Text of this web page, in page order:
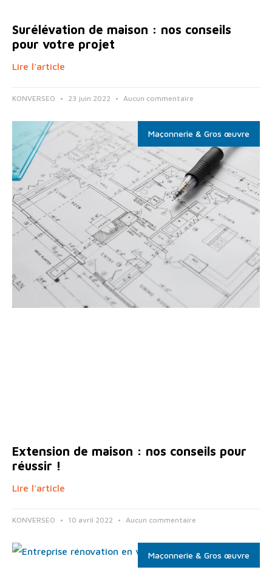
Surélévation de maison : nos conseils
pour votre projet
Lire l'article
KONVERSEO 23 juin 2022 Aucun commentaire
Maçonnerie & Gros œuvre
Extension de maison : nos conseils pour
réussir !
Lire l'article
KONVERSEO 10 avril 2022 Aucun commentaire
Maçonnerie & Gros œuvre